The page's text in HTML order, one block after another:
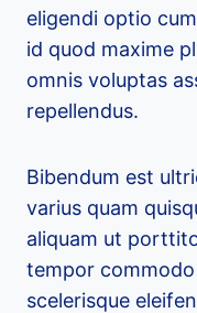
eligendi optio
id quod maxime
omnis voluptas
repellendus.
Bibendum est
varius quam
aliquam ut
tempor
scelerisque